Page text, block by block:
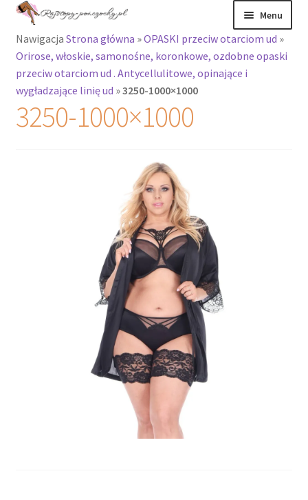
Przejdź
nawigacji
Przejdź
treści
Menu
Rajstopy
Rozwiń
menu
potomne
Rajstopy Orirose
Pończochy i
Rozwiń
menu
potomne
Nawigacja Strona główna »OPASKI przeciw otarciom ud »
Orirose, włoskie, samonośne, koronkowe, ozdobne opaski
przeciw otarciom ud . Antycellulitowe, opinające i
wygładzające linię ud »3250-1000×1000
3250-1000×1000